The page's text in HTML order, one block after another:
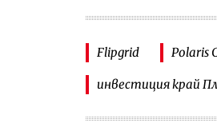
Flipgrid Polaris
инвестиция край